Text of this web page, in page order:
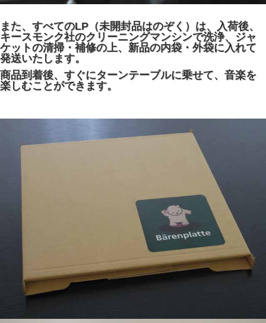
また、すべてのLP（未開封品はのぞく）は、入荷後、
キースモンク社のクリーニングマンシンで洗浄、ジャ
ケットの清掃・補修の上、新品の内袋・外袋に入れて
発送いたします。
商品到着後、すぐにターンテーブルに乗せて、音楽を
楽しむことができます。